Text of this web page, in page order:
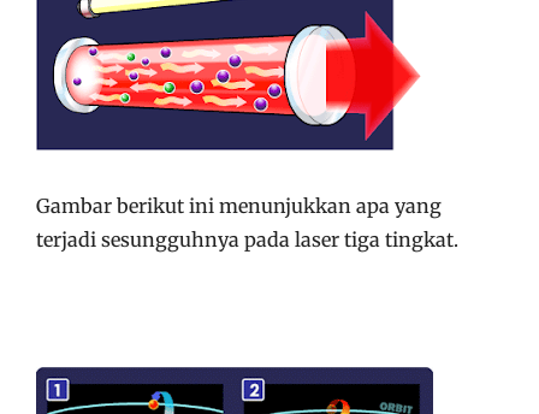
Gambar berikut ini menunjukkan apa yang
terjadi sesungguhnya pada laser tiga tingkat.